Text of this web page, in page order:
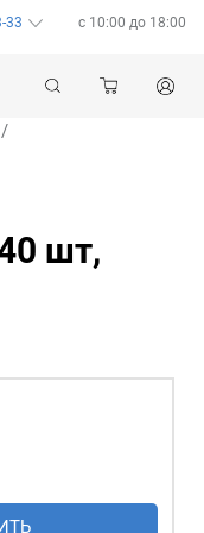
33 c 10:00 до 18:00
/
шт,